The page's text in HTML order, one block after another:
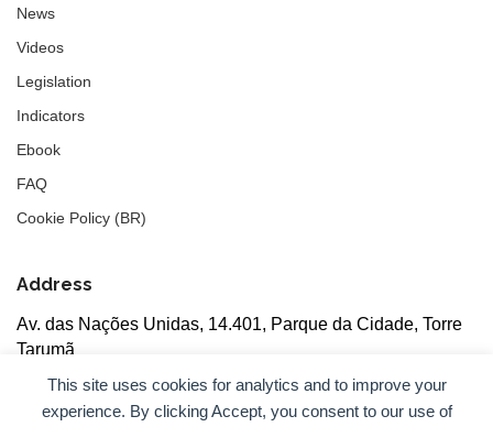
This site uses cookies for analytics and to improve your
experience. By clicking Accept, you consent to our use of
News
Videos
Legislation
Indicators
Ebook
FAQ
Cookie Policy (BR)
Address
Av. das Nações Unidas, 14.401, Parque da Cidade, Torre
Tarumã
5th floor, rooms 502/503, CEP: 04730-090, São Paulo, SP